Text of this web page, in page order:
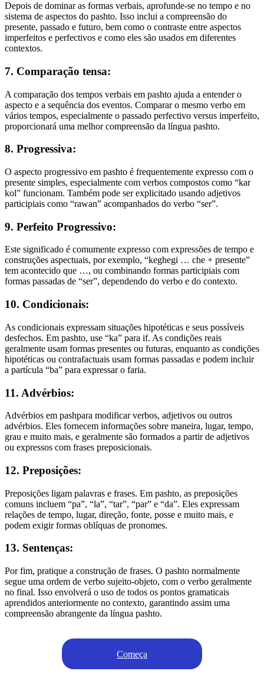
Depois de dominar as formas verbais, aprofunde-se no tempo e no
sistema de aspectos do pashto. Isso inclui a compreensão do
presente, passado e futuro, bem como o contraste entre aspectos
imperfeitos e perfectivos e como eles são usados em diferentes
contextos.
7. Comparação tensa:
A comparação dos tempos verbais em pashto ajuda a entender o
aspecto e a sequência dos eventos. Comparar o mesmo verbo em
vários tempos, especialmente o passado perfectivo versus imperfeito,
proporcionará uma melhor compreensão da língua pashto.
8. Progressiva:
O aspecto progressivo em pashto é frequentemente expresso com o
presente simples, especialmente com verbos compostos como “kar
kol” funcionam. Também pode ser explicitado usando adjetivos
participiais como “rawan” acompanhados do verbo “ser”.
9. Perfeito Progressivo:
Este significado é comumente expresso com expressões de tempo e
construções aspectuais, por exemplo, “keghegi … che + presente”
tem acontecido que …, ou combinando formas participiais com
formas passadas de “ser”, dependendo do verbo e do contexto.
10. Condicionais:
As condicionais expressam situações hipotéticas e seus possíveis
desfechos. Em pashto, use “ka” para if. As condições reais
geralmente usam formas presentes ou futuras, enquanto as condições
hipotéticas ou contrafactuais usam formas passadas e podem incluir
a partícula “ba” para expressar o faria.
11. Advérbios:
Advérbios em pashpara modificar verbos, adjetivos ou outros
advérbios. Eles fornecem informações sobre maneira, lugar, tempo,
grau e muito mais, e geralmente são formados a partir de adjetivos
ou expressos com frases preposicionais.
12. Preposições:
Preposições ligam palavras e frases. Em pashto, as preposições
comuns incluem “pa”, “la”, “tar”, “par” e “da”. Eles expressam
relações de tempo, lugar, direção, fonte, posse e muito mais, e
podem exigir formas oblíquas de pronomes.
13. Sentenças:
Por fim, pratique a construção de frases. O pashto normalmente
segue uma ordem de verbo sujeito-objeto, com o verbo geralmente
no final. Isso envolverá o uso de todos os pontos gramaticais
aprendidos anteriormente no contexto, garantindo assim uma
compreensão abrangente da língua pashto.
Começa